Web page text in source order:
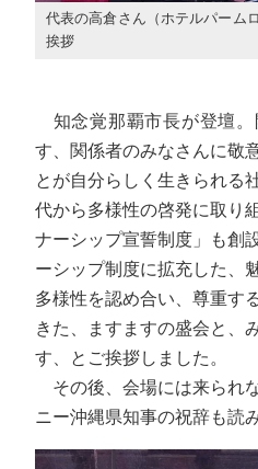
代表の高倉さん（ホテルパーム
挨拶
知念覚那覇市長が登壇。
す、関係者のみなさんに敬
とが自分らしく生きられる
代から多様性の啓発に取り
ナーシップ宣誓制度」も創
ーシップ制度に拡充した、
多様性を認め合い、尊重す
きた、ますますの盛会と、
す、とご挨拶しました。
その後、会場には来られ
ニー沖縄県知事の祝辞も読